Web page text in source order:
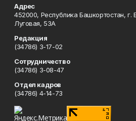
Адрес
452000, Республика Башкортостан, г.
Луговая, 53А
Редакция
(34786) 3-17-02
Сотрудничество
(34786) 3-08-47
Отдел кадров
(34786) 4-14-73